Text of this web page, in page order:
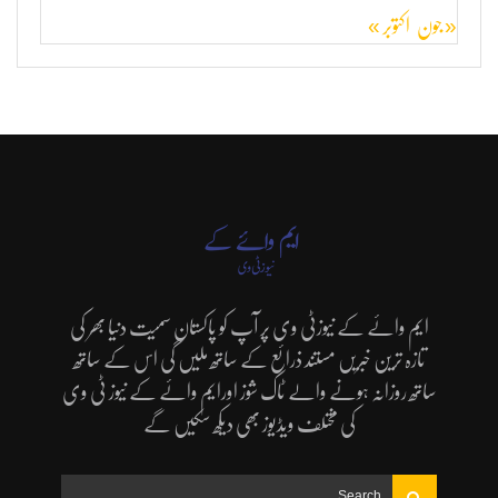
« جون اکتوبر »
ایم وائے کے نیوزٹی وی پر آپ کو پاکستان سمیت دنیا بھر کی
تازہ ترین خبریں مستند ذرائع کے ساتھ ملیں گی اس کے ساتھ
ساتھ روزانہ ہونے والے ٹاک شوز اورایم وائے کے نیوز ٹی وی
کی مختلف ویڈیوز بھی دیکھ سکیں گے